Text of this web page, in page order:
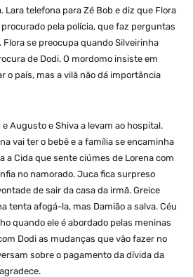
Lara telefona para Zé Bob e diz que Flora
pela polícia, que faz perguntas
Flora se preocupa quando Silveirinha
de Dodi. O mordomo insiste em
o país, mas a vilã não dá importância
Augusto e Shiva a levam ao hospital.
vai ter o bebê e a família se encaminha
a Cida que sente ciúmes de Lorena com
no namorado. Juca fica surpreso
de sair da casa da irmã. Greice
tenta afogá-la, mas Damião a salva. Céu
quando ele é abordado pelas meninas
Dodi as mudanças que vão fazer no
sobre o pagamento da dívida da